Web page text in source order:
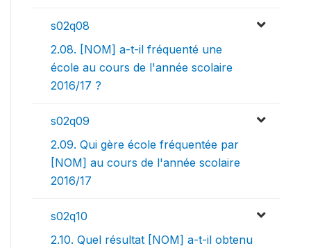
s02q08
2.08. [NOM] a-t-il fréquenté une
école au cours de l'année scolaire
2016/17 ?
s02q09
2.09. Qui gère école fréquentée par
[NOM] au cours de l'année scolaire
2016/17
s02q10
2.10. Quel résultat [NOM] a-t-il obtenu